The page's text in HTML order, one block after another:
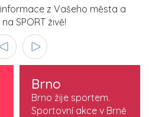
z Vašeho města a
SPORT živě!
Brno
Brno žije sportem.
Sportovní akce v Brně